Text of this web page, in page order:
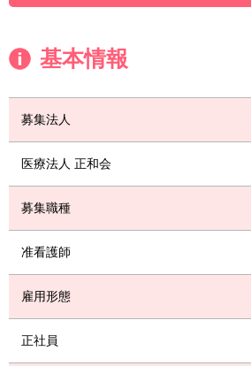
基本情報
募集法人
医療法人 正和会
募集職種
准看護師
雇用形態
正社員